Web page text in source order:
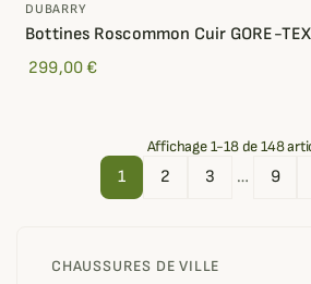
CHAUSSURES DE VILLE
DUBARRY
Bottines Roscommon Cuir GORE-
299,00 €
Affichage 1-18 de 148
1 2 3 … 9